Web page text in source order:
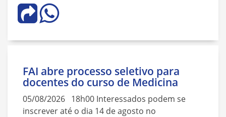
FAI abre processo seletivo para
docentes do curso de Medicina
05/08/2026 18h00 Interessados podem se
inscrever até o dia 14 de agosto no